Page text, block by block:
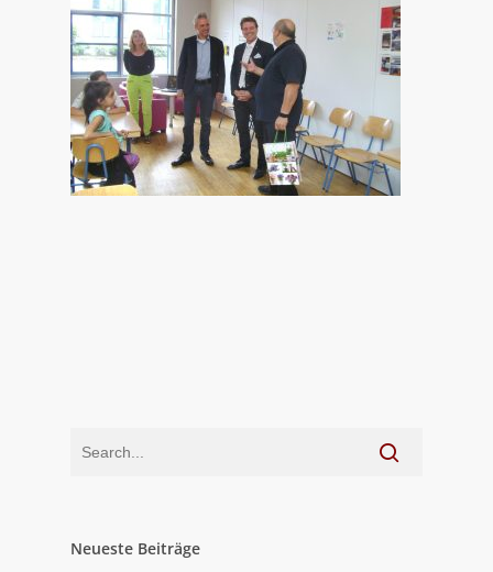
Neueste Beiträge